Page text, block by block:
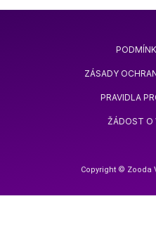
ZÁSADY
PRAVIDLA
ŽÁDOST O
Copyright © Zooda